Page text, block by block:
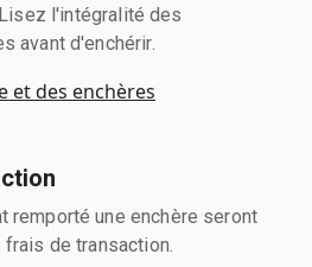
l'intégralité des
avant d'enchérir.
et des enchères
remporté une enchère seront
de transaction.